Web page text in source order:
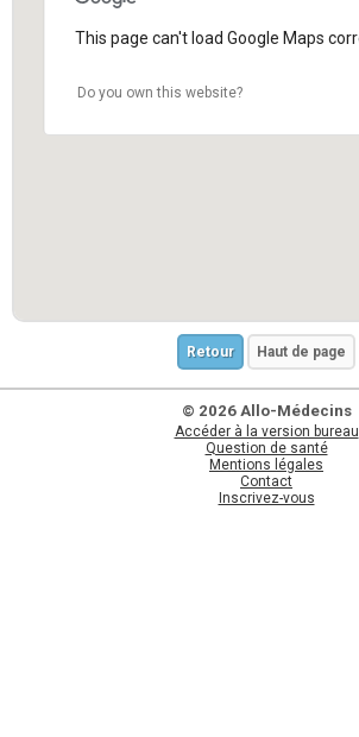
This page can't load Google Maps
Do you own this website?
Retour Haut de page
© 2026 Allo-Médecins
Accéder à la version bureau
Question de santé
Mentions légales
Contact
Inscrivez-vous